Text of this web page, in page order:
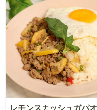
レモンスカッシュガパオ